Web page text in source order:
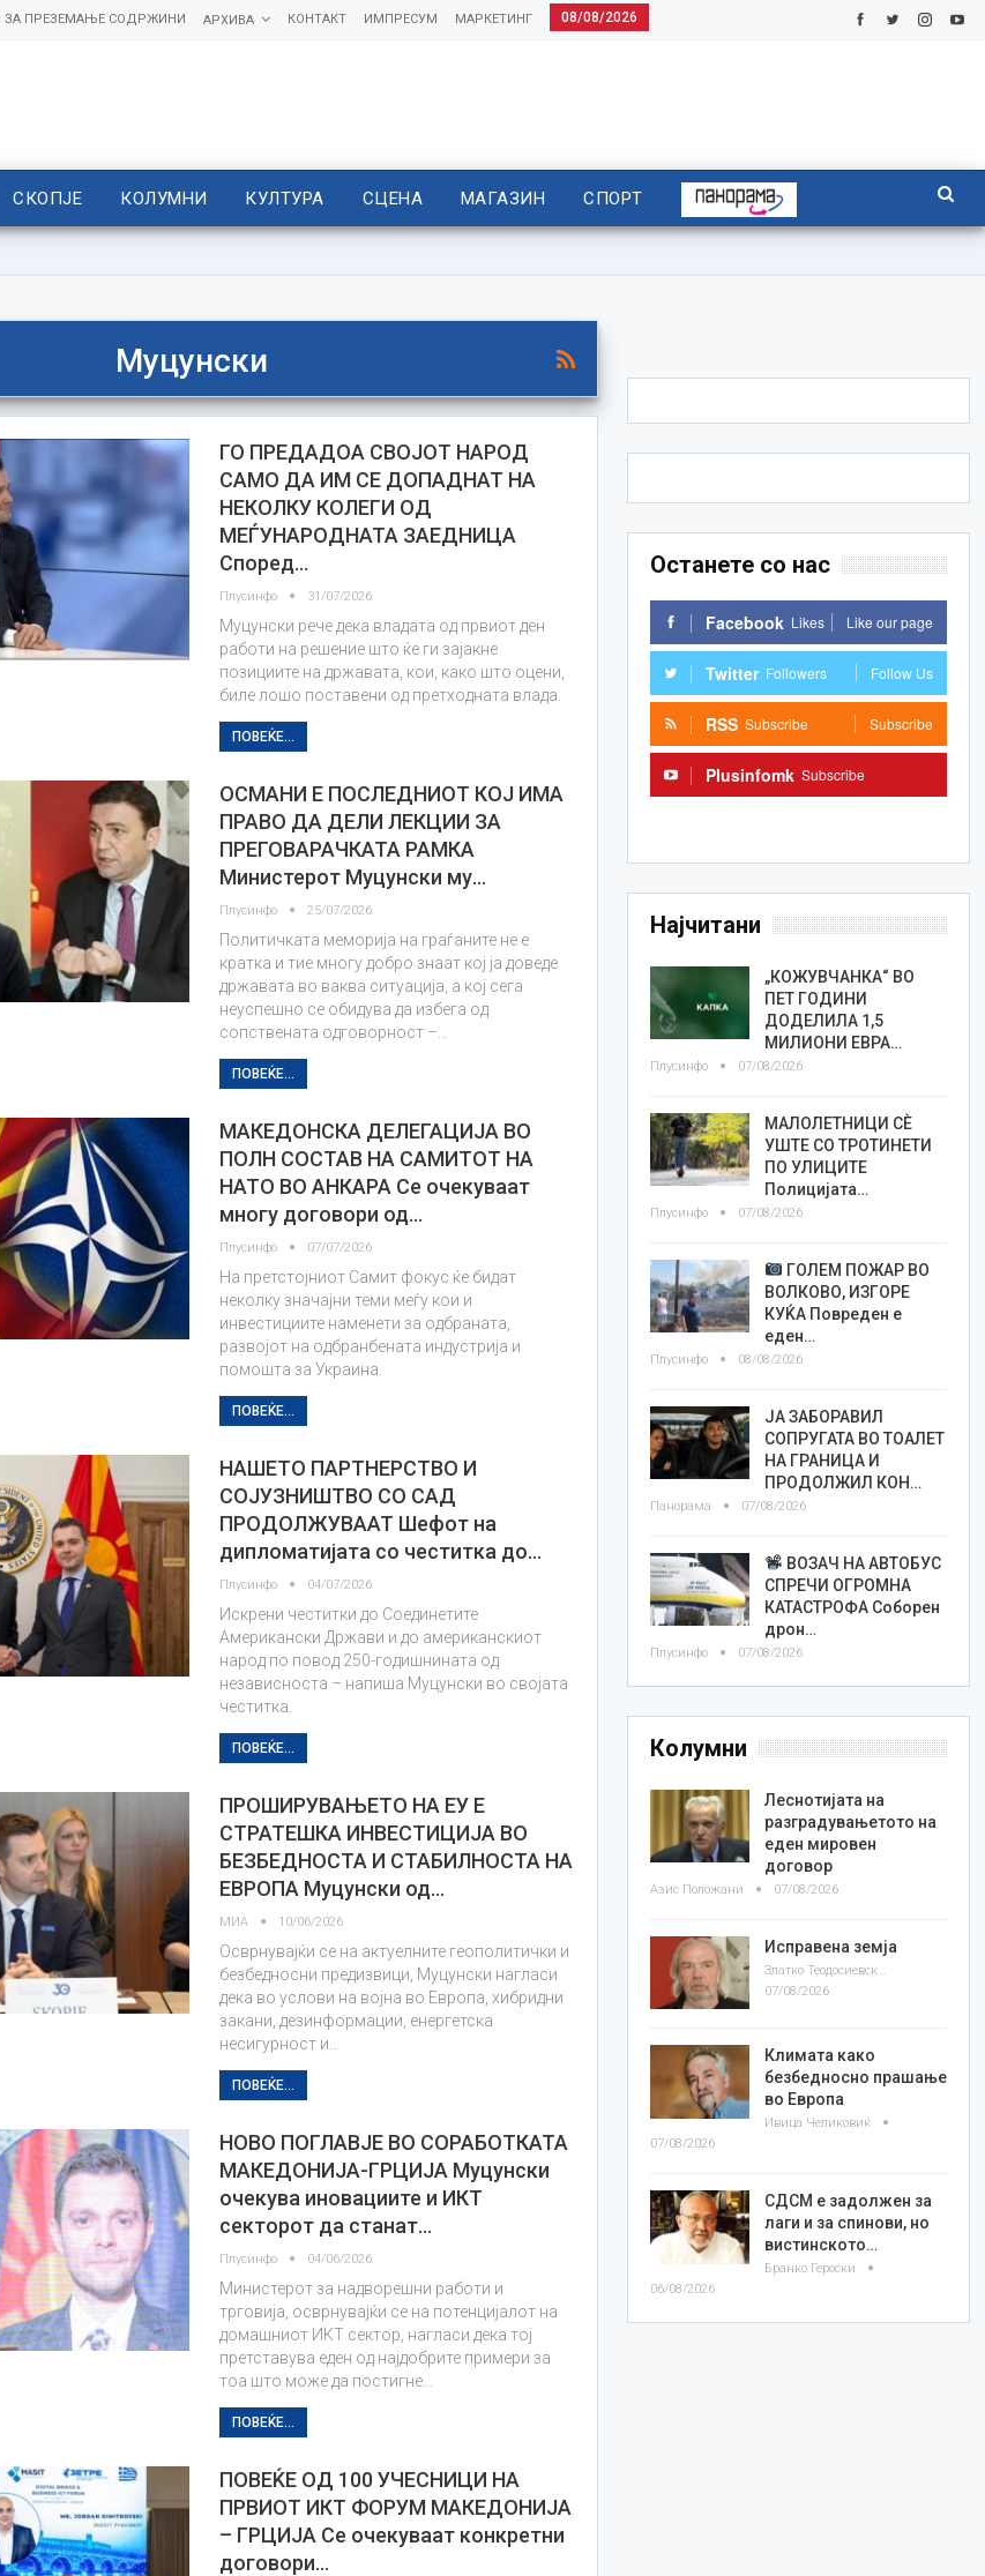
08/08/2026
МАРКЕТИНГ
ИМПРЕСУМ
КОНТАКТ
АРХИВА
ЗА ПРЕЗЕМАЊЕ СОДРЖИНИ
СКОПЈЕ КОЛУМНИ КУЛТУРА СЦЕНА МАГАЗИН СПОРТ
Муцунски
ГО ПРЕДАДОА СВОЈОТ НАРОД
САМО ДА ИМ СЕ ДОПАДНАТ НА
НЕКОЛКУ КОЛЕГИ ОД
МЕЃУНАРОДНАТА ЗАЕДНИЦА
Според…
Плусинфо 31/07/2026
Муцунски рече дека владата од првиот ден
работи на решение што ќе ги зајакне
позициите на државата, кои, како што оцени,
биле лошо поставени од претходната влада.
ПОВЕЌЕ...
ОСМАНИ Е ПОСЛЕДНИОТ КОЈ ИМА
ПРАВО ДА ДЕЛИ ЛЕКЦИИ ЗА
ПРЕГОВАРАЧКАТА РАМКА
Министерот Муцунски му…
Плусинфо 25/07/2026
Политичката меморија на граѓаните не е
кратка и тие многу добро знаат кој ја доведе
државата во ваква ситуација, а кој сега
неуспешно се обидува да избега од
сопствената одговорност –…
ПОВЕЌЕ...
МАКЕДОНСКА ДЕЛЕГАЦИЈА ВО
ПОЛН СОСТАВ НА САМИТОТ НА
НАТО ВО АНКАРА Се очекуваат
многу договори од…
Плусинфо 07/07/2026
На претстојниот Самит фокус ќе бидат
неколку значајни теми меѓу кои и
инвестициите наменети за одбраната,
развојот на одбранбената индустрија и
помошта за Украина.
ПОВЕЌЕ...
НАШЕТО ПАРТНЕРСТВО И
СОЈУЗНИШТВО СО САД
ПРОДОЛЖУВААТ Шефот на
дипломатијата со честитка до…
Плусинфо 04/07/2026
Искрени честитки до Соединетите
Американски Држави и до американскиот
народ по повод 250-годишнината од
независноста – напиша Муцунски во својата
честитка.
ПОВЕЌЕ...
ПРОШИРУВАЊЕТО НА ЕУ Е
СТРАТЕШКА ИНВЕСТИЦИЈА ВО
БЕЗБЕДНОСТА И СТАБИЛНОСТА НА
ЕВРОПА Муцунски од…
МИА 10/06/2026
Осврнувајќи се на актуелните геополитички и
безбедносни предизвици, Муцунски нагласи
дека во услови на војна во Европа, хибридни
закани, дезинформации, енергетска
несигурност и…
ПОВЕЌЕ...
НОВО ПОГЛАВЈЕ ВО СОРАБОТКАТА
МАКЕДОНИЈА-ГРЦИЈА Муцунски
очекува иновациите и ИКТ
секторот да станат…
Плусинфо 04/06/2026
Министерот за надворешни работи и
трговија, осврнувајќи се на потенцијалот на
домашниот ИКТ сектор, нагласи дека тој
претставува еден од најдобрите примери за
тоа што може да постигне…
ПОВЕЌЕ...
ПОВЕЌЕ ОД 100 УЧЕСНИЦИ НА
ПРВИОТ ИКТ ФОРУМ МАКЕДОНИЈА
– ГРЦИЈА Се очекуваат конкретни
договори…
Останете со нас
Facebook Likes Like our page
Twitter Followers Follow Us
RSS Subscribe Subscribe
Plusinfomk Subscribe
Најчитани
„КОЖУВЧАНКА“ ВО
ПЕТ ГОДИНИ
ДОДЕЛИЛА 1,5
МИЛИОНИ ЕВРА…
Плусинфо 07/08/2026
МАЛОЛЕТНИЦИ СÈ
УШТЕ СО ТРОТИНЕТИ
ПО УЛИЦИТЕ
Полицијата…
Плусинфо 07/08/2026
ГОЛЕМ ПОЖАР ВО
ВОЛКОВО, ИЗГОРЕ
КУЌА Повреден е
еден…
Плусинфо 08/08/2026
ЈА ЗАБОРАВИЛ
СОПРУГАТА ВО ТОАЛЕТ
НА ГРАНИЦА И
ПРОДОЛЖИЛ КОН…
Панорама 07/08/2026
ВОЗАЧ НА АВТОБУС
СПРЕЧИ ОГРОМНА
КАТАСТРОФА Соборен
дрон…
Плусинфо 07/08/2026
Колумни
Леснотијата на
разградувањетото на
еден мировен
договор
Азис Положани 07/08/2026
Исправена земја
Златко Теодосиевски
07/08/2026
Климата како
безбедносно прашање
во Европа
Ивица Челиковиќ
07/08/2026
СДСМ е задолжен за
лаги и за спинови, но
вистинското…
Бранко Героски
06/08/2026